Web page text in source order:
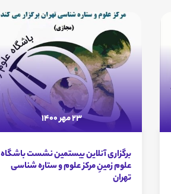
23 مهر 1400
برگزاری آنلاین بیستمین نشست باشگاه
علوم زمینِ مرکز علوم و ستاره شناسی
تهران